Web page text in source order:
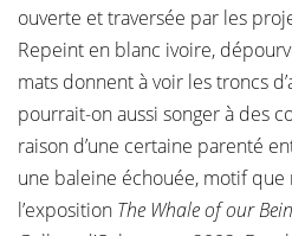
ouverte et traversée par les
Repeint en blanc ivoire,
mats donnent à voir les troncs
pourrait-on aussi songer à des
raison d’une certaine parenté
une baleine échouée, motif
l’exposition The Whale of our